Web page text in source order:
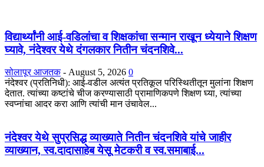
विद्यार्थ्यांनी आई-वडिलांचा व शिक्षकांचा सन्मान राखून ध्येयाने शिक्षण
घ्यावे, नंदेश्वर येथे दंगलकार नितीन चंदनशिवे...
सोलापूर आजतक - August 5, 2026 0
नंदेश्वर (प्रतिनिधी): आई-वडील अत्यंत प्रतिकूल परिस्थितीतून मुलांना शिक्षण
देतात. त्यांच्या कष्टांचे चीज करण्यासाठी प्रामाणिकपणे शिक्षण घ्या, त्यांच्या
स्वप्नांचा आदर करा आणि त्यांची मान उंचावेल...
नंदेश्वर येथे सुप्रसिद्ध व्याख्याते नितीन चंदनशिवे यांचे जाहीर
व्याख्यान, स्व.दादासाहेब येसू मेटकरी व स्व.समाबाई...